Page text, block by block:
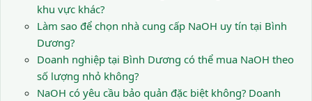
khu vực khác?
Làm sao để chọn nhà cung cấp NaOH uy tín tại Bình
Dương?
Doanh nghiệp tại Bình Dương có thể mua NaOH theo
số lượng nhỏ không?
NaOH có yêu cầu bảo quản đặc biệt không? Doanh